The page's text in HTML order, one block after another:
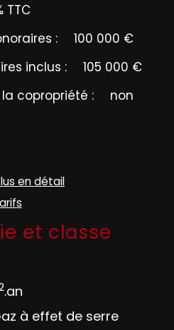
TTC
:
100 000 €
inclus :
105 000 €
copropriété :
non
en détail
et classe
.an
à effet de serre